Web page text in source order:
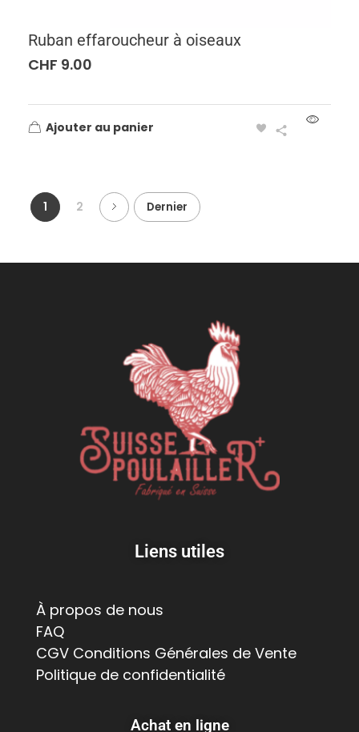
Ruban effaroucheur à oiseaux
CHF 9.00
Ajouter au panier
1 2 Dernier
Liens utiles
À propos de nous
FAQ
CGV Conditions Générales de Vente
Politique de confidentialité
Achat en ligne